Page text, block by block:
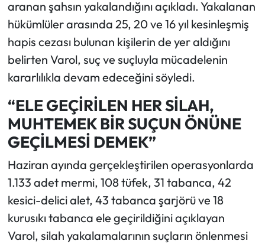
aranan şahsın yakalandığını açıkladı. Yakalanan
hükümlüler arasında 25, 20 ve 16 yıl kesinleşmiş
hapis cezası bulunan kişilerin de yer aldığını
belirten Varol, suç ve suçluyla mücadelenin
kararlılıkla devam edeceğini söyledi.
“ELE GEÇİRİLEN HER SİLAH,
MUHTEMEK BİR SUÇUN ÖNÜNE
GEÇİLMESİ DEMEK”
Haziran ayında gerçekleştirilen operasyonlarda
1.133 adet mermi, 108 tüfek, 31 tabanca, 42
kesici-delici alet, 43 tabanca şarjörü ve 18
kurusıkı tabanca ele geçirildiğini açıklayan
Varol, silah yakalamalarının suçların önlenmesi